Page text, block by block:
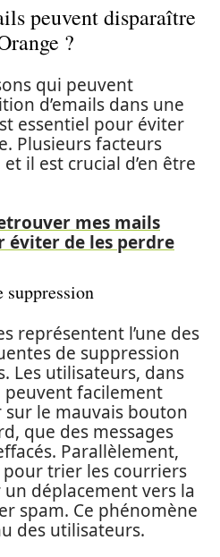
peuvent disparaître
?
qui peuvent
d’emails dans une
essentiel pour éviter
Plusieurs facteurs
il est crucial d’en être
mes mails
éviter de les perdre
suppression
représentent l’une des
de suppression
Les utilisateurs, dans
facilement
le mauvais bouton
que des messages
Parallèlement,
pour trier les courriers
déplacement vers la
spam. Ce phénomène
des utilisateurs.